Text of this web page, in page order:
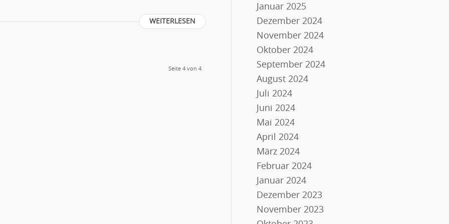
WEITERLESEN
Seite 4 von 4
Januar 2025
Dezember 2024
November 2024
Oktober 2024
September 2024
August 2024
Juli 2024
Juni 2024
Mai 2024
April 2024
März 2024
Februar 2024
Januar 2024
Dezember 2023
November 2023